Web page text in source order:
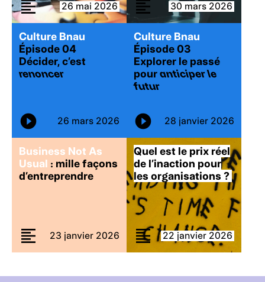
26 mai 2026 30 mars 2026
Culture Bnau
Épisode 04
Décider, c’est
renoncer
26 mars 2026
Culture Bnau
Épisode 03
Explorer le passé
pouranticiper le
futur
28 janvier 2026
Business Not As
Usual : mille façons
d’entreprendre
23 janvier 2026
Quel est le prix réel
de l’inaction pour
les organisations ?
22 janvier 2026